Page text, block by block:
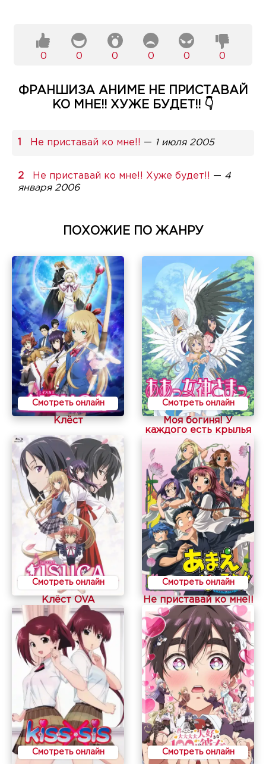
0 0 0 0 0 0
ФРАНШИЗА АНИМЕ НЕ ПРИСТАВАЙ
КО МНЕ!! ХУЖЕ БУДЕТ!! 👇
Не приставай ко мне!! — 1 июля 2005
Не приставай ко мне!! Хуже будет!! — 4
января 2006
ПОХОЖИЕ ПО ЖАНРУ
Смотреть онлайн
Клёст
Смотреть онлайн
Моя богиня! У
каждого есть крылья
Смотреть онлайн
Клёст OVA
Смотреть онлайн
Не приставай ко мне!!
Смотреть онлайн Смотреть онлайн